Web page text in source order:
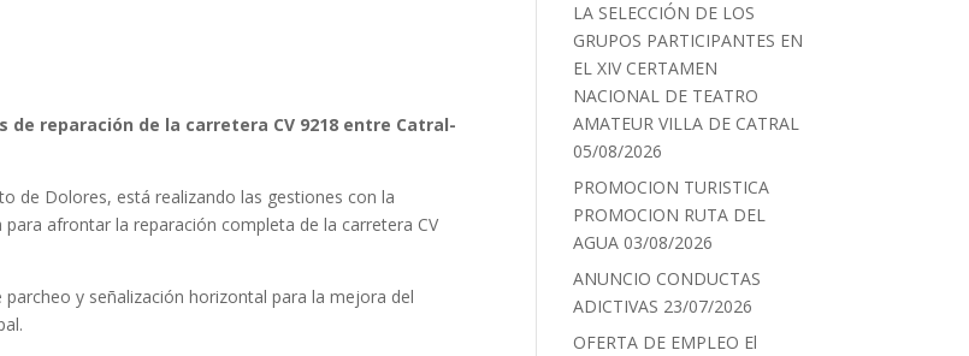
reparación de la carretera CV 9218 entre Catral-
de Dolores, está realizando las gestiones con la
afrontar la reparación completa de la carretera CV
y señalización horizontal para la mejora del
LA SELECCIÓN DE LOS
GRUPOS PARTICIPANTES EN
EL XIV CERTAMEN
NACIONAL DE TEATRO
AMATEUR VILLA DE CATRAL
05/08/2026
PROMOCION TURISTICA
PROMOCION RUTA DEL
AGUA 03/08/2026
ANUNCIO CONDUCTAS
ADICTIVAS 23/07/2026
OFERTA DE EMPLEO El